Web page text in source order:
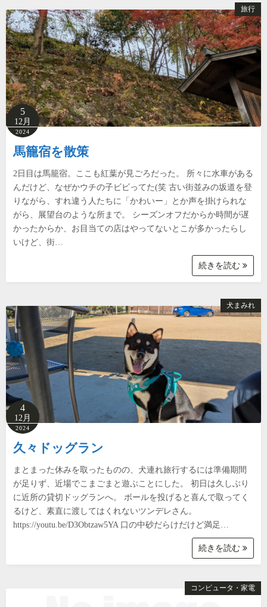
旅行
5
12月
2024
馬籠宿を散策
2日目は馬籠宿。ここも紅葉が見ごろだった。 所々に水車がある
んだけど、なぜかウチの子ビビってた(笑 古い街並みの坂道を登
りながら、すれ違う人たちに「かわいー」とか声を掛けられな
がら、展望台のような所まで。 シーズンオフだからか時間が遅
かったからか、お目当ての店はやってないとこが多かったらし
いけど、街…
続きを読む
犬まみれ
4
12月
2024
久々ドッグラン
まとまった休みを取ったものの、犬連れ旅行するには準備期間
が足りず、近場でこまごまと遊ぶことにした。 初日は久しぶり
に近所の貸切ドッグランへ。 ボールを投げると喜んで取ってく
るけど、素直に渡してはくれないツンデレさん。
https://youtu.be/D3Obtzaw5YA 口の中砂だらけだけど満足…
続きを読む
コンピュータ・家電